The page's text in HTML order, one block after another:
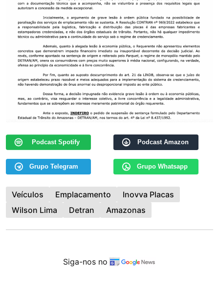
Podcast Spotify Podcast Amazon
Grupo Telegram Grupo Whatsapp
Veículos Emplacamento
Inovva Placas
Wilson Lima
Detran Amazonas
Siga-nos no